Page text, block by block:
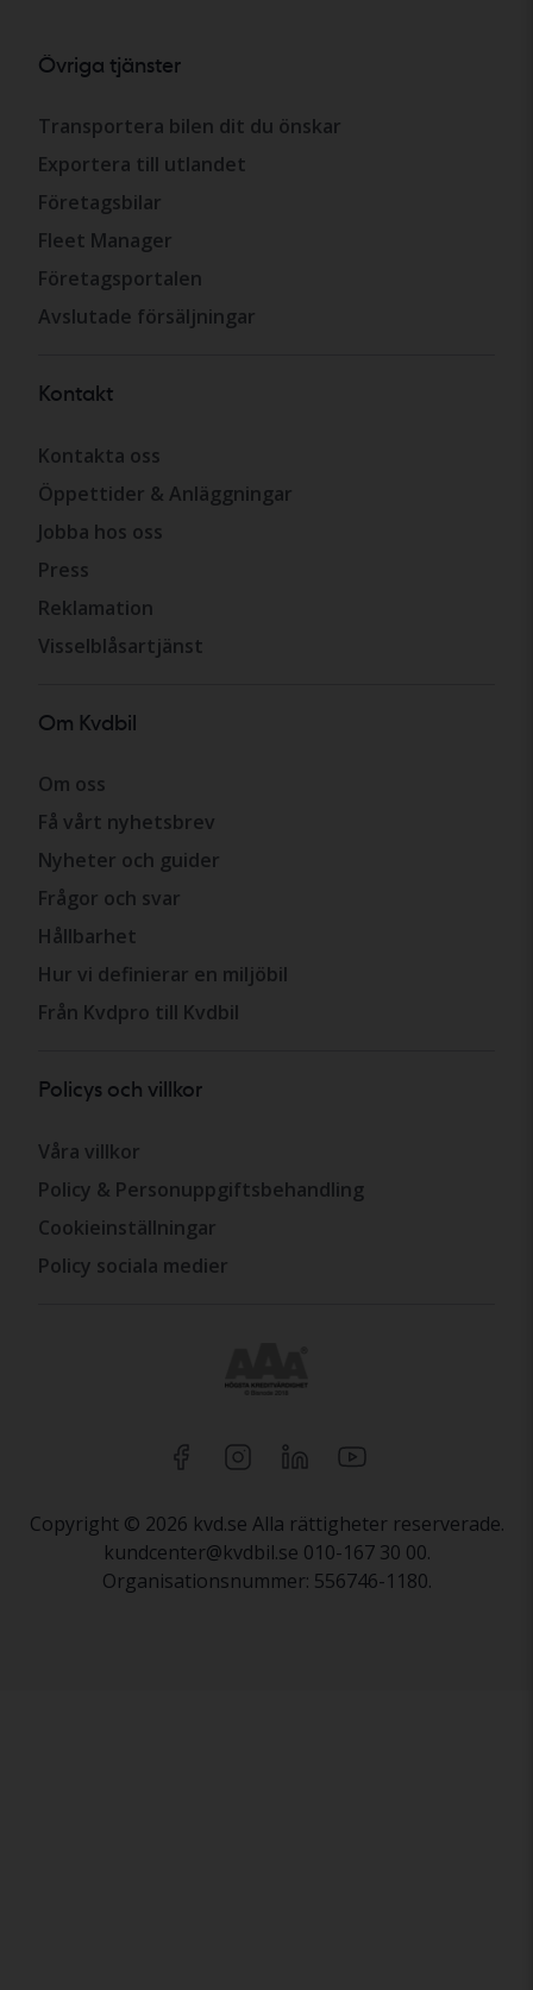
Övriga tjänster
Transportera bilen dit du önskar
Exportera till utlandet
Företagsbilar
Fleet Manager
Företagsportalen
Avslutade försäljningar
Kontakt
Kontakta oss
Öppettider & Anläggningar
Jobba hos oss
Press
Reklamation
Visselblåsartjänst
Om Kvdbil
Om oss
Få vårt nyhetsbrev
Nyheter och guider
Frågor och svar
Hållbarhet
Hur vi definierar en miljöbil
Från Kvdpro till Kvdbil
Policys och villkor
Våra villkor
Policy & Personuppgiftsbehandling
Cookieinställningar
Policy sociala medier
Copyright © 2026 kvd.se Alla rättigheter reserverade.
kundcenter@kvdbil.se 010-167 30 00.
Organisationsnummer: 556746-1180.